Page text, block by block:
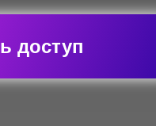
доступ